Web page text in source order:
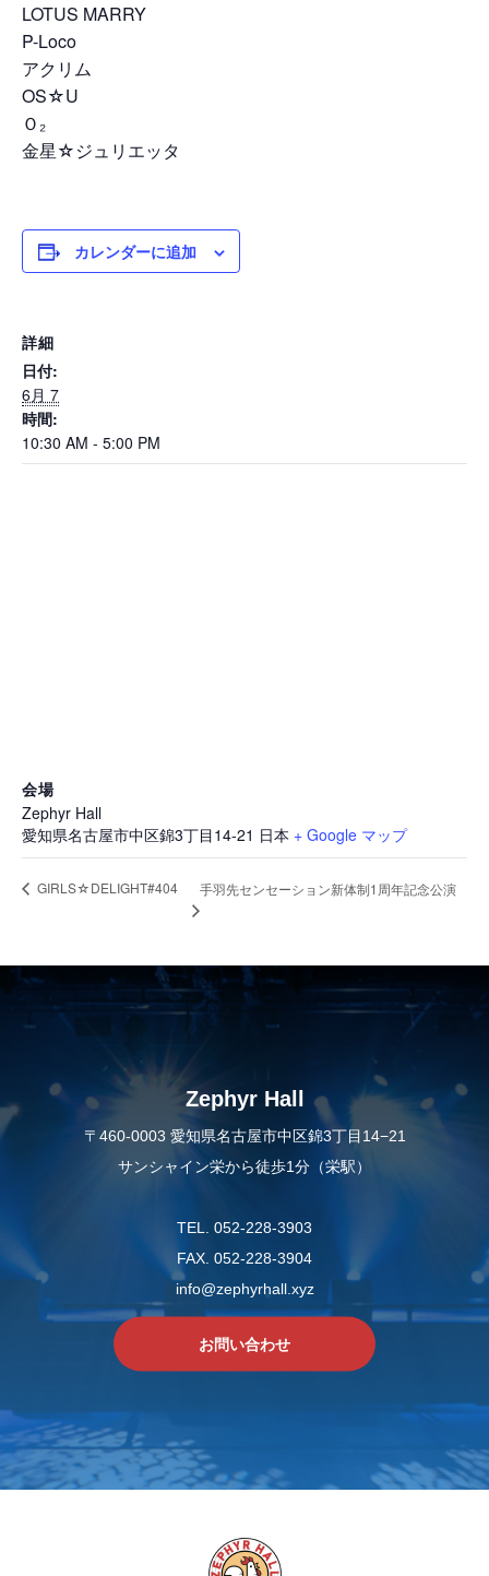
LOTUS MARRY
P-Loco
アクリム
OS☆U
Ｏ₂
金星☆ジュリエッタ
カレンダーに追加
詳細
日付:
6月 7
時間:
10:30 AM - 5:00 PM
会場
Zephyr Hall
愛知県名古屋市中区錦3丁目14-21 日本 + Google マップ
GIRLS☆DELIGHT#404 手羽先センセーション新体制1周年記念公演
Zephyr Hall
〒460-0003 愛知県名古屋市中区錦3丁目14−21
サンシャイン栄から徒歩1分（栄駅）
TEL. 052-228-3903
FAX. 052-228-3904
info@zephyrhall.xyz
お問い合わせ